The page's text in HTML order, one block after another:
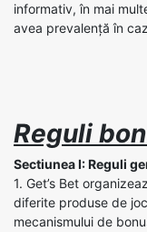
informativ, în mai
avea prevalență în
Reguli
Sectiunea I: Reguli
1. Get’s Bet
diferite produse de
mecanismului de